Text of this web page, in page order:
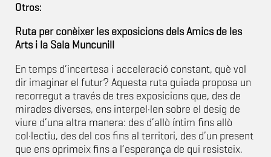
Otros:
Ruta per conèixer les exposicions dels Amics de les
Arts i la Sala Muncunill
En temps d’incertesa i acceleració constant, què vol
dir imaginar el futur? Aquesta ruta guiada proposa un
recorregut a través de tres exposicions que, des de
mirades diverses, ens interpel·len sobre el desig de
viure d’una altra manera: des d’allò íntim fins allò
col·lectiu, des del cos fins al territori, des d’un present
que ens oprimeix fins a l’esperança de qui resisteix.